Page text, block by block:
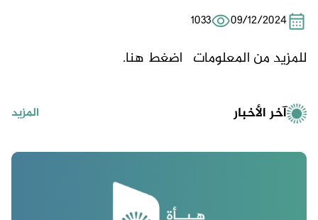
09/12/2024
1033
للمزيد من المعلومات اضغط هنا.
آخر الأخبار المزيد